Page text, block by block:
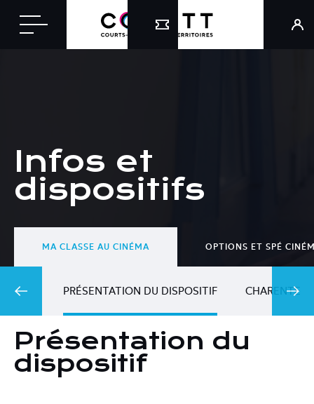
Infos et
dispositifs
MA CLASSE AU CINÉMA OPTIONS ET SPÉ
PRÉSENTATION DU DISPOSITIF CHARENTE
Présentation du
dispositif